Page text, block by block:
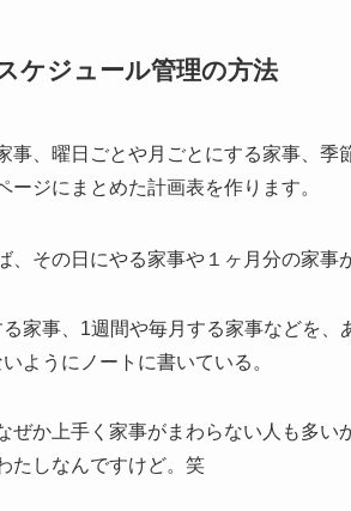
ケジュール管理の方法
事、曜日ごとや月ごとにする家事、季
ージにまとめた計画表を作ります。
、その日にやる家事や１ヶ月分の家事
家事、1週間や毎月する家事などを、
ようにノートに書いている。
ぜか上手く家事がまわらない人も多い
たしなんですけど。笑